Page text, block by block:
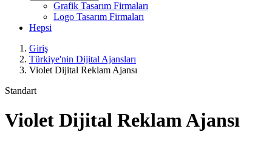
Grafik Tasarım Firmaları
Logo Tasarım Firmaları
Hepsi
Giriş
Türkiye'nin Dijital Ajansları
Violet Dijital Reklam Ajansı
Standart
Violet Dijital Reklam Ajansı